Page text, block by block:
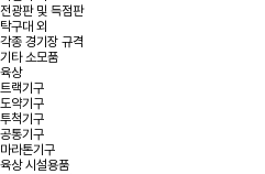
전광판 및 득점판
탁구대 외
각종 경기장 규격
기타 소모품
육상
트랙기구
도약기구
투척기구
공통기구
마라톤기구
육상 시설용품